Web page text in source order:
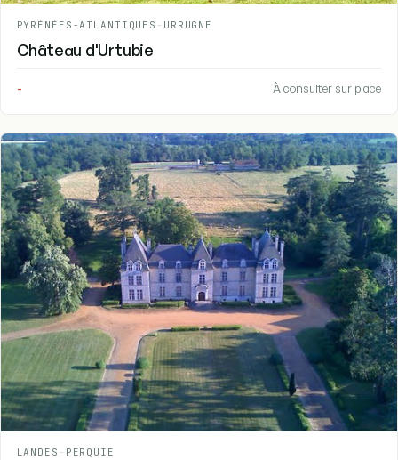
PYRÉNÉES-ATLANTIQUES - URRUGNE
Château d'Urtubie
- À consulter sur place
LANDES - PERQUIE